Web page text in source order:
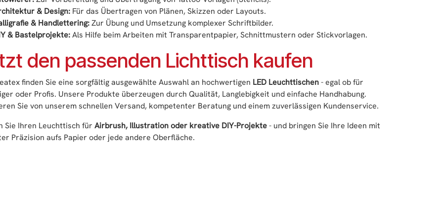
& Design: Für das Übertragen von Plänen, Skizzen oder Layouts.
& Handlettering:Zur Übung und Umsetzung komplexer Schriftbilder.
& Bastelprojekte:Als Hilfe beim Arbeiten mit Transparentpapier, Schnittmustern oder Stickvorlagen.
den passenden Lichttisch kaufen
finden Sie eine sorgfältig ausgewählte Auswahl an hochwertigen LED Leuchttischen- egal ob für
oder Profis. Unsere Produkte überzeugen durch Qualität, Langlebigkeit und einfache Handhabung.
Sie von unserem schnellen Versand, kompetenter Beratung und einem zuverlässigen Kundenservice.
Sie Ihren Leuchttisch für Airbrush, Illustration oder kreative DIY-Projekte- und bringen Sie Ihre Ideen mit
Präzision aufs Papier oder jede andere Oberfläche.